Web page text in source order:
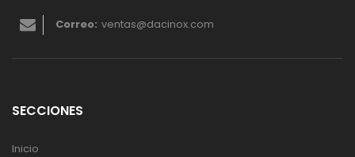
Correo: ventas@dacinox.com
SECCIONES
Inicio